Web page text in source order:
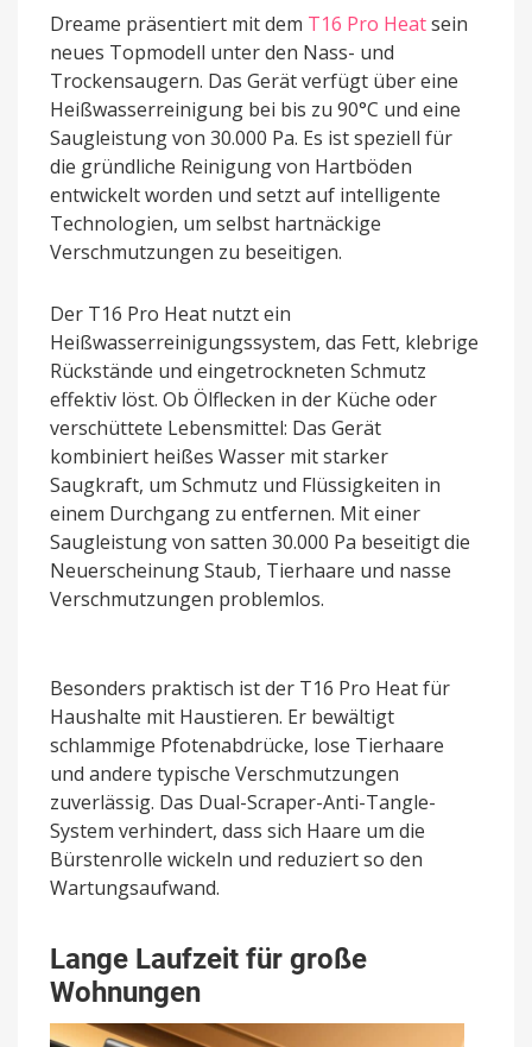
Dreame präsentiert mit dem T16 Pro Heatsein
neues Topmodell unter den Nass- und
Trockensaugern. Das Gerät verfügt über eine
Heißwasserreinigung bei bis zu 90°C und eine
Saugleistung von 30.000 Pa. Es ist speziell für
die gründliche Reinigung von Hartböden
entwickelt worden und setzt auf intelligente
Technologien, um selbst hartnäckige
Verschmutzungen zu beseitigen.
Der T16 Pro Heat nutzt ein
Heißwasserreinigungssystem, das Fett, klebrige
Rückstände und eingetrockneten Schmutz
effektiv löst. Ob Ölflecken in der Küche oder
verschüttete Lebensmittel: Das Gerät
kombiniert heißes Wasser mit starker
Saugkraft, um Schmutz und Flüssigkeiten in
einem Durchgang zu entfernen. Mit einer
Saugleistung von satten 30.000 Pa beseitigt die
Neuerscheinung Staub, Tierhaare und nasse
Verschmutzungen problemlos.
Besonders praktisch ist der T16 Pro Heat für
Haushalte mit Haustieren. Er bewältigt
schlammige Pfotenabdrücke, lose Tierhaare
und andere typische Verschmutzungen
zuverlässig. Das Dual-Scraper-Anti-Tangle-
System verhindert, dass sich Haare um die
Bürstenrolle wickeln und reduziert so den
Wartungsaufwand.
Lange Laufzeit für große
Wohnungen